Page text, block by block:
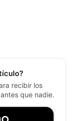
recibir los
que nadie.